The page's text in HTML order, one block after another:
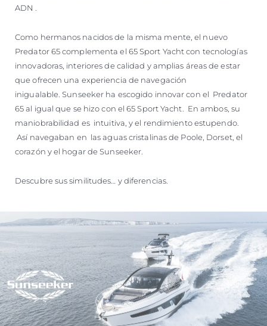
ADN .
Como hermanos nacidos de la misma mente, el nuevo
Predator 65 complementa el 65 Sport Yacht con tecnologías
innovadoras, interiores de calidad y amplias áreas de estar
que ofrecen una experiencia de navegación
inigualable. Sunseeker ha escogido innovar con el Predator
65 al igual que se hizo con el 65 Sport Yacht. En ambos, su
maniobrabilidad es intuitiva, y el rendimiento estupendo.
Así navegaban en las aguas cristalinas de Poole, Dorset, el
corazón y el hogar de Sunseeker.
Descubre sus similitudes… y diferencias.